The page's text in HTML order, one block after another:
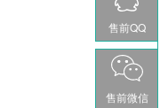
广佛黄金走廊腹地——佛
（盐步）出入口及三眼桥
高速海八路出入口1.5公
售前QQ
售前微信